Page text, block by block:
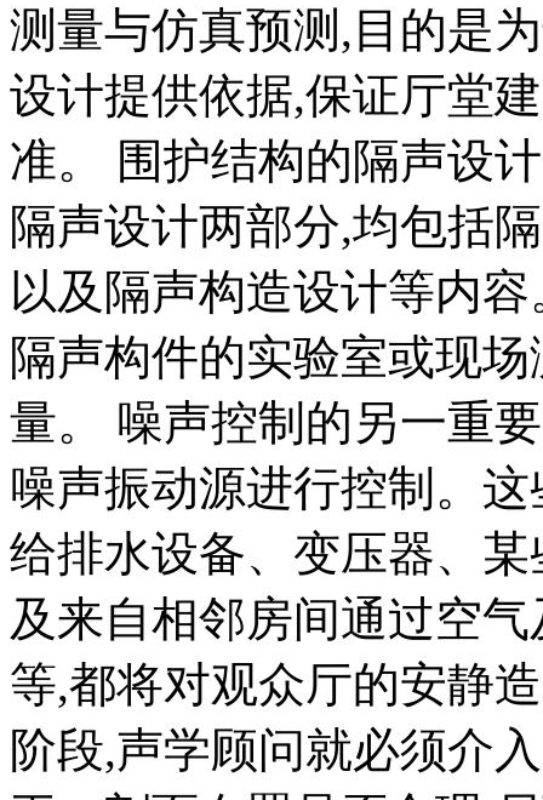
测量与仿真预测,目的是
设计提供依据,保证厅堂
准。 围护结构的隔声设
隔声设计两部分,均包括
以及隔声构造设计等内
隔声构件的实验室或现
量。 噪声控制的另一重
噪声振动源进行控制。
给排水设备、变压器、
及来自相邻房间通过空
等,都将对观众厅的安静
阶段,声学顾问就必须介